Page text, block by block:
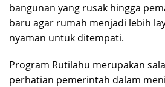
bangunan yang rusak hingga
baru agar rumah menjadi lebih
nyaman untuk ditempati.
Program Rutilahu merupakan
perhatian pemerintah dalam